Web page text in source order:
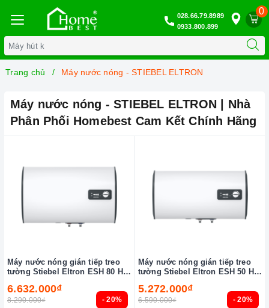
0
028.66.79.8989
0933.800.899
Trang chủ Máy nước nóng - STIEBEL ELTRON
Máy nước nóng - STIEBEL ELTRON | Nhà
Phân Phối Homebest Cam Kết Chính Hãng
- 20%
Máy nước nóng gián tiếp treo
tường Stiebel Eltron ESH 80 H
6.632.000₫
8.290.000₫ - 20%
Máy nước nóng gián tiếp treo
tường Stiebel Eltron ESH 50 H
5.272.000₫
6.590.000₫